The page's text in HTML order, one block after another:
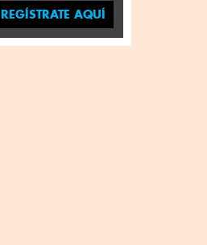
REGÍSTRATE AQUÍ